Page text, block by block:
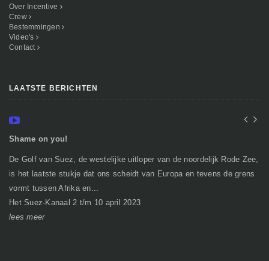
Over Incentive
Crew
Bestemmingen
Video's
Contact
LAATSTE BERICHTEN
Shame on you!
De Golf van Suez, de westelijke uitloper van de noordelijk Rode Zee,
is het laatste stukje dat ons scheidt van Europa en tevens de grens
vormt tussen Afrika en...
Het Suez-Kanaal 2 t/m 10 april 2023
lees meer